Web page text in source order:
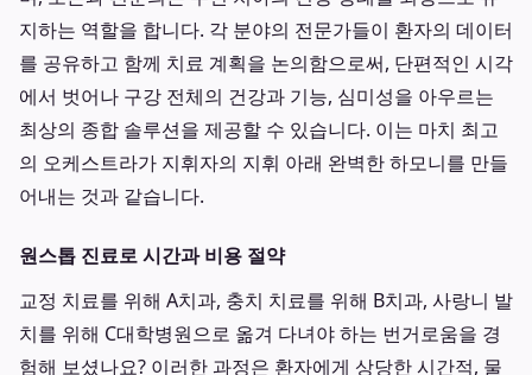
지하는 역할을 합니다. 각 분야의 전문가들이 환자의 데이터
를 공유하고 함께 치료 계획을 논의함으로써, 단편적인 시각
에서 벗어나 구강 전체의 건강과 기능, 심미성을 아우르는
최상의 종합 솔루션을 제공할 수 있습니다. 이는 마치 최고
의 오케스트라가 지휘자의 지휘 아래 완벽한 하모니를 만들
어내는 것과 같습니다.
원스톱 진료로 시간과 비용 절약
교정 치료를 위해 A치과, 충치 치료를 위해 B치과, 사랑니 발
치를 위해 C대학병원으로 옮겨 다녀야 하는 번거로움을 경
험해 보셨나요? 이러한 과정은 환자에게 상당한 시간적, 물